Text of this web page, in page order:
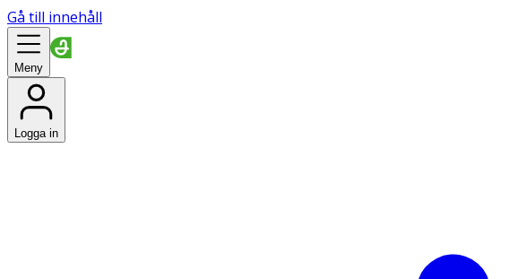
Gå till innehåll
Meny
Logga in